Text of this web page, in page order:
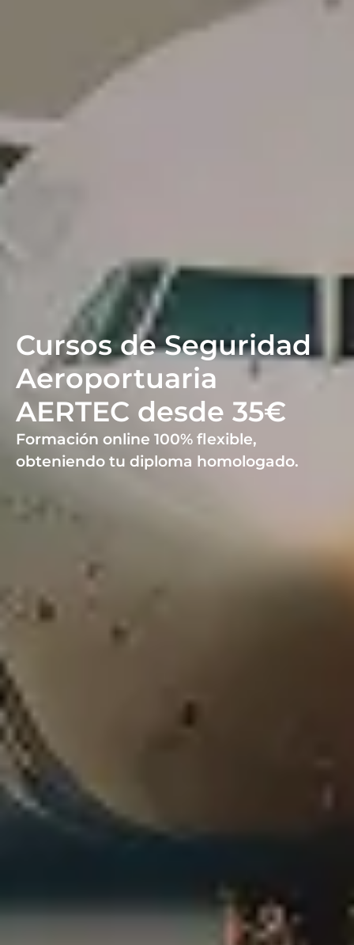
Cursos de Seguridad
Aeroportuaria
AERTEC desde 35€
Formación online 100% flexible,
obteniendo tu diploma homologado.